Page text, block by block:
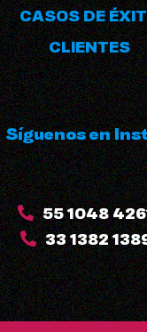
CASOS DE
CLIENTES
Síguenos en
55 1048
33 1382